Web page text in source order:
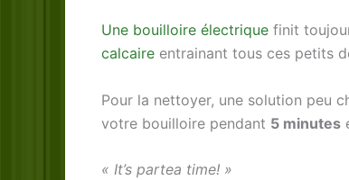
Une bouilloire électrique finit
calcaire entrainant tous ces petits
Pour la nettoyer, une solution peu
votre bouilloire pendant 5 minutes
« It’s partea time! »